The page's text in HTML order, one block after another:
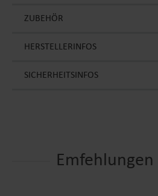
ZUBEHÖR
HERSTELLERINFOS
SICHERHEITSINFOS